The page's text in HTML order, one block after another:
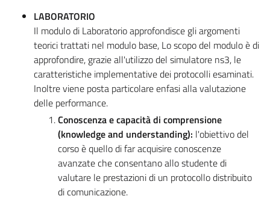
LABORATORIO
Il modulo di Laboratorio approfondisce gli argomenti
teorici trattati nel modulo base, Lo scopo del modulo è di
approfondire, grazie all'utilizzo del simulatore ns3, le
caratteristiche implementative dei protocolli esaminati.
Inoltre viene posta particolare enfasi alla valutazione
delle performance.
Conoscenza e capacità di comprensione
(knowledge and understanding): l'obiettivo del
corso è quello di far acquisire conoscenze
avanzate che consentano allo studente di
valutare le prestazioni di un protocollo distribuito
di comunicazione.